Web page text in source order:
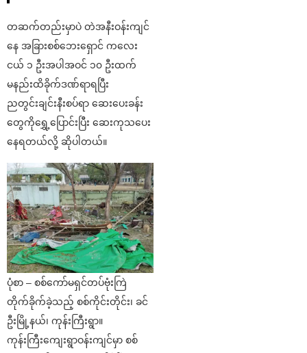
တဆက်တည်းမှာပဲ တဲအနီးဝန်းကျင်
နေ အခြားစစ်ဘေးရှောင် ကလေး
ငယ် ၁ ဦးအပါအဝင် ၁၀ ဦးထက်
မနည်းထိခိုက်ဒဏ်ရာရပြီး
ညတွင်းချင်းနီးစပ်ရာ ဆေးပေးခန်း
တွေကိုရွှေ့ပြောင်းပြီး ဆေးကုသပေး
နေရတယ်လို့ ဆိုပါတယ်။
ပုံစာ – စစ်ကော်မရှင်တပ်ဗုံးကြဲ
တိုက်ခိုက်ခဲ့သည့် စစ်ကိုင်းတိုင်း၊ ခင်
ဦးမြို့နယ်၊ ကုန်းကြီးရွာ။
ကုန်းကြီးကျေးရွာဝန်းကျင်မှာ စစ်